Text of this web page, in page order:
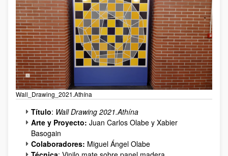
Wall_Drawing_2021.Athína
Título: Wall Drawing 2021.Athína
Arte y Proyecto: Juan Carlos Olabe y Xabier
Basogain
Colaboradores: Miguel Ángel Olabe